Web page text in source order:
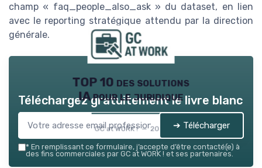
champ « faq_people_also_ask » du dataset, en lien
avec le reporting stratégique attendu par la direction
générale.
TOP 10 des solutions
IA pour le juridique
GC at WORK ! — 2026
Téléchargez gratuitement le livre blanc
➔ Télécharger
* En remplissant ce formulaire, j’accepte d’être contacté(e) à
des fins commerciales par GC at WORK ! et ses partenaires.